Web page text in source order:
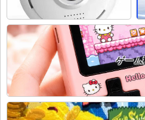
ゲーム